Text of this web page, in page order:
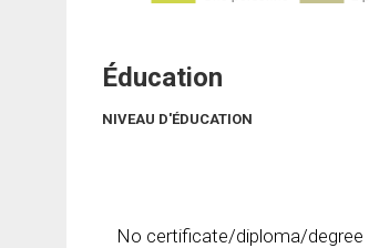
Éducation
NIVEAU D'ÉDUCATION
No certificate/diploma/degree